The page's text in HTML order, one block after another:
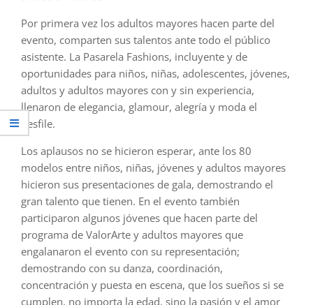
Por primera vez los adultos mayores hacen parte del
evento, comparten sus talentos ante todo el público
asistente. La Pasarela Fashions, incluyente y de
oportunidades para niños, niñas, adolescentes, jóvenes,
adultos y adultos mayores con y sin experiencia,
llenaron de elegancia, glamour, alegría y moda el
desfile.
Los aplausos no se hicieron esperar, ante los 80
modelos entre niños, niñas, jóvenes y adultos mayores
hicieron sus presentaciones de gala, demostrando el
gran talento que tienen. En el evento también
participaron algunos jóvenes que hacen parte del
programa de ValorArte y adultos mayores que
engalanaron el evento con su representación;
demostrando con su danza, coordinación,
concentración y puesta en escena, que los sueños si se
cumplen, no importa la edad, sino la pasión y el amor